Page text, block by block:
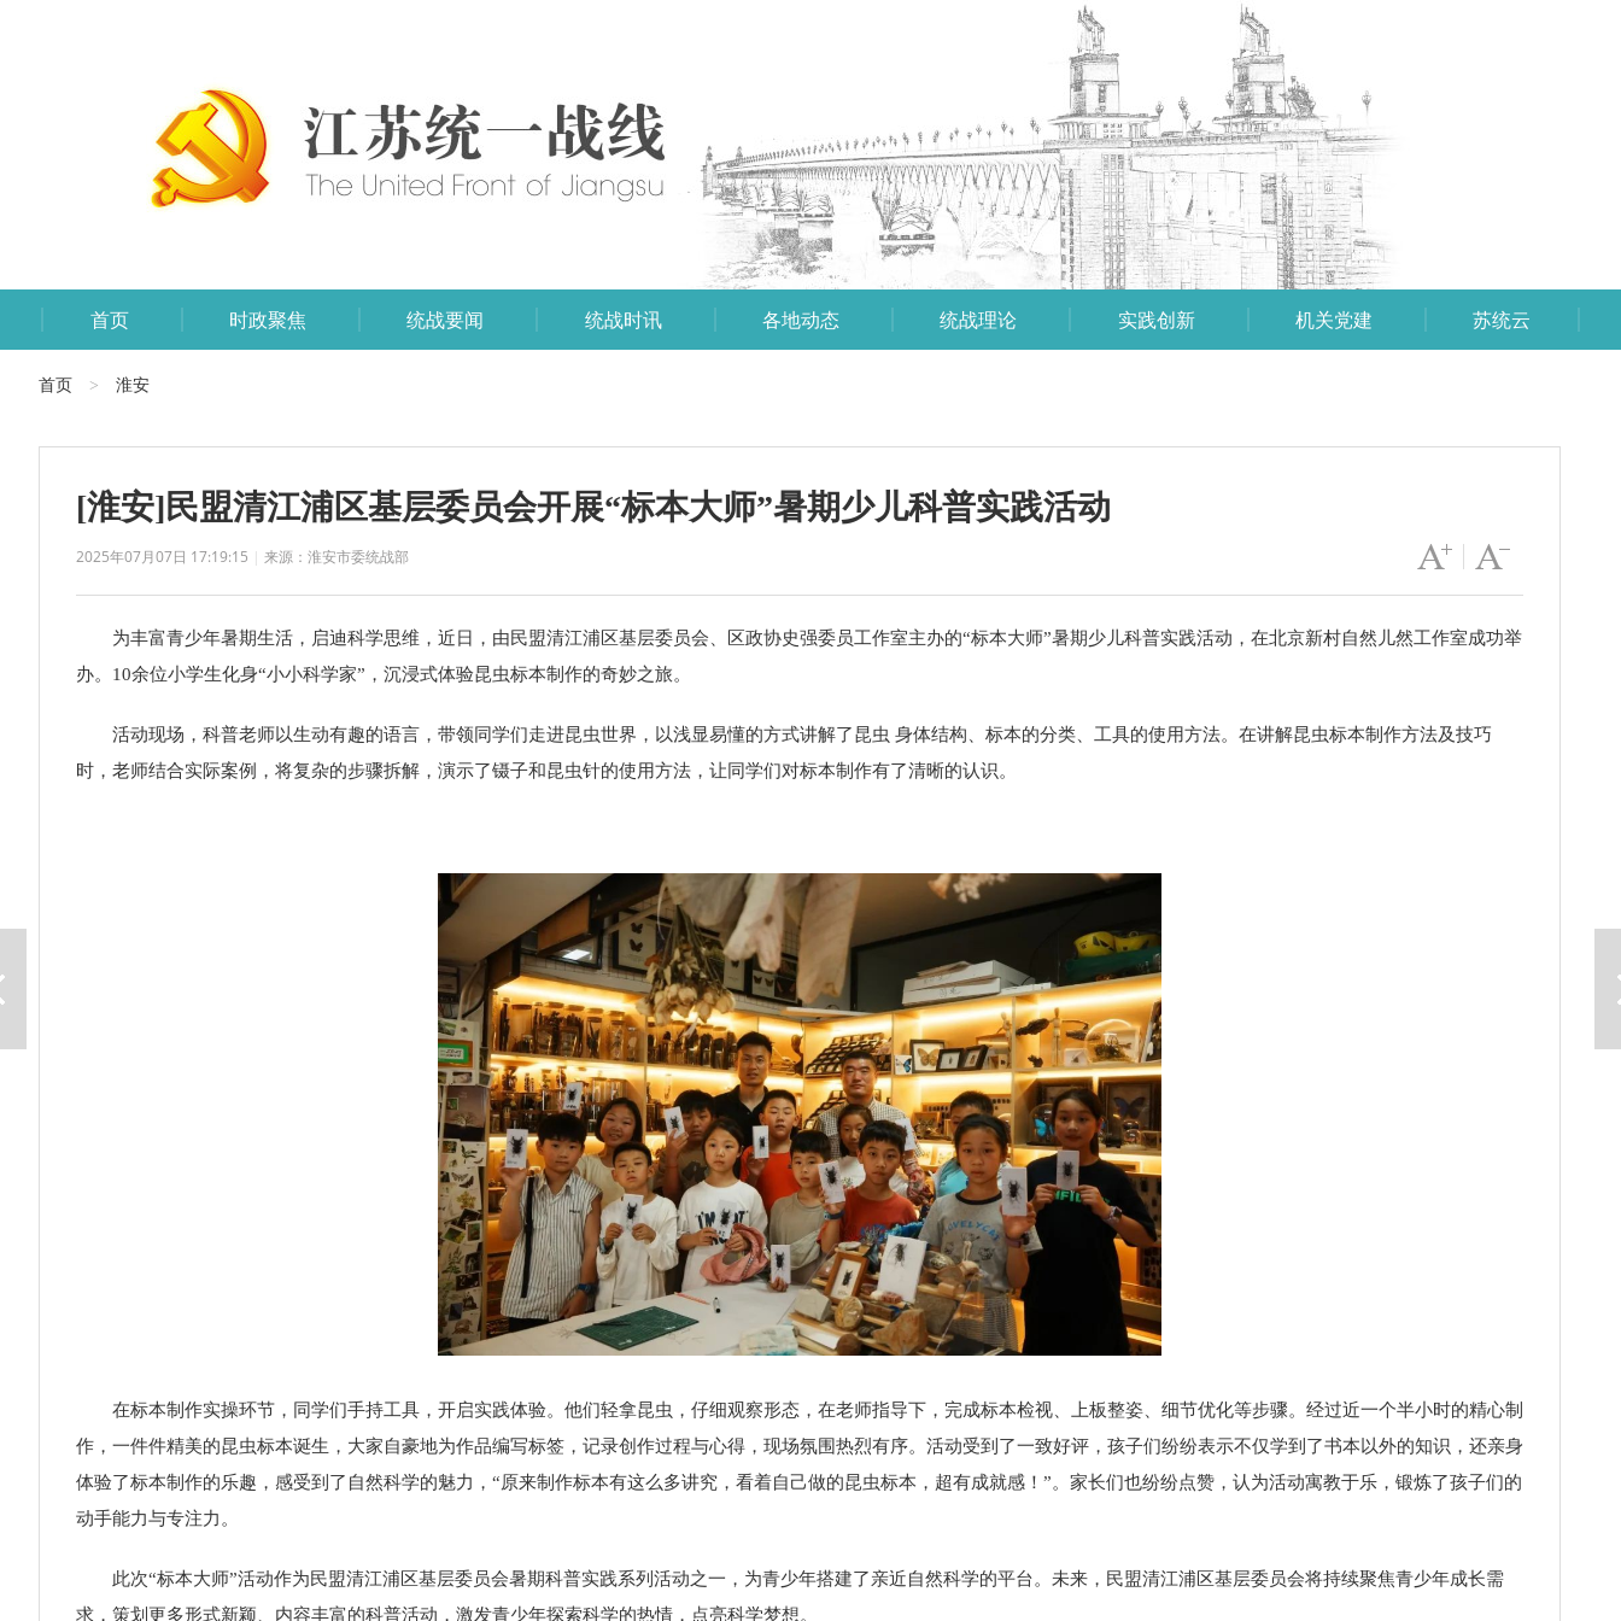
首页 时政聚焦 统战要闻 统战时讯 各地动态 统战理论 实践创新 机关党建 苏统云
首页 > 淮安
[淮安]民盟清江浦区基层委员会开展“标本大师”暑期少儿科普实践活动
2025年07月07日 17:19:15 | 来源：淮安市委统战部 字号变小
为丰富青少年暑期生活，启迪科学思维， 近日 ，由民盟清江浦区基层委员会、区政协史强委员工作室主办的“标本大师”暑期少儿科普实践活动，在北京新村自然儿然工作室成功举
办。10余位小学生化身“小小科学家”，沉浸式体验昆虫标本制作的奇妙之旅。
活动现场，科普老师以生动有趣的语言，带领同学们走进昆虫世界，以浅显易懂的方式讲解了昆虫 身体结构、标本的分类、工具的使用方法。在讲解昆虫标本制作方法及技巧
时，老师结合实际案例，将复杂的步骤拆解，演示了镊子和昆虫针的使用方法，让同学们对标本制作有了清晰的认识。
在标本制作实操环节，同学们手持工具，开启实践体验。他们轻拿昆虫，仔细观察形态，在老师指导下，完成标本检视、上板整姿、细节优化等步骤。经过近一个半小时的精心制
作，一件件精美的昆虫标本诞生，大家自豪地为作品编写标签，记录创作过程与心得，现场氛围热烈有序。活动受到了一致好评，孩子们纷纷表示不仅学到了书本以外的知识，还亲身
体验了标本制作的乐趣，感受到了自然科学的魅力，“原来制作标本有这么多讲究，看着自己做的昆虫标本，超有成就感！”。家长们也纷纷点赞，认为活动寓教于乐，锻炼了孩子们的
动手能力与专注力。
此次“标本大师”活动作为民盟清江浦区基层委员会暑期科普实践系列活动之一，为青少年搭建了亲近自然科学的平台。未来，民盟清江浦区基层委员会将持续聚焦青少年成长需
求，策划更多形式新颖、内容丰富的科普活动，激发青少年探索科学的热情，点亮科学梦想。